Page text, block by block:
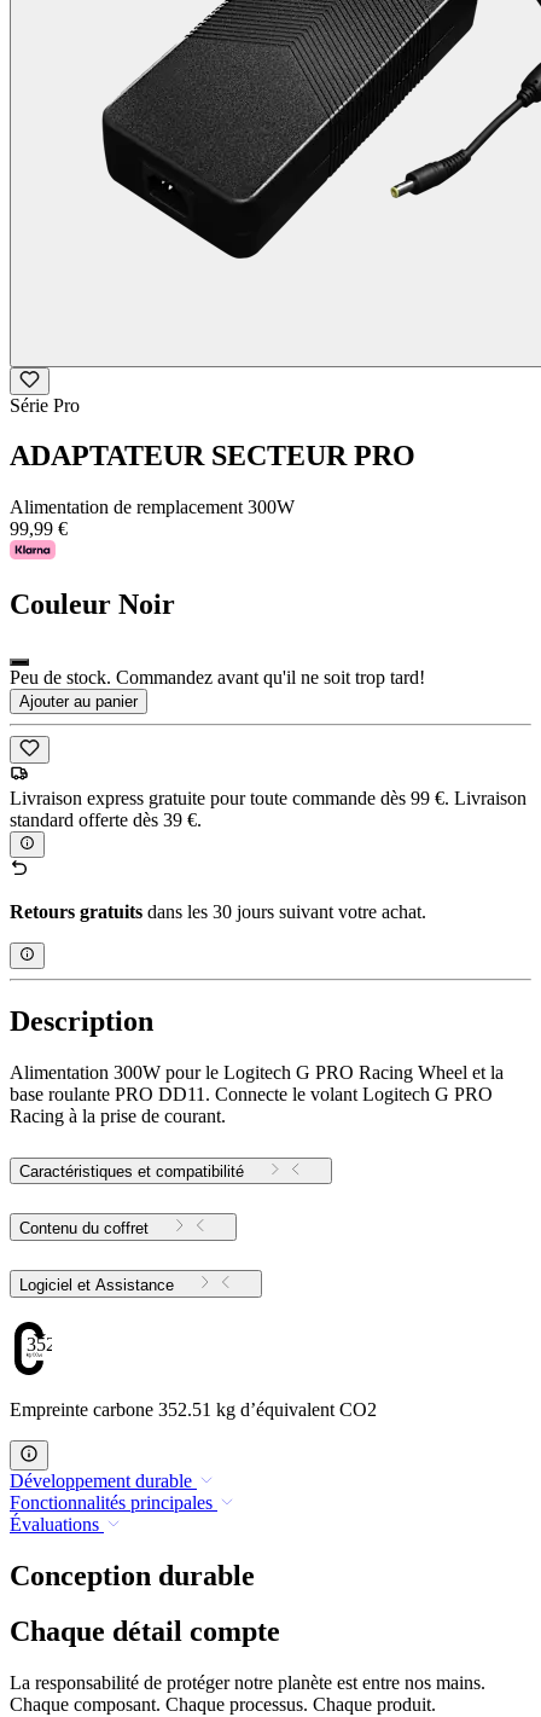
Série Pro
ADAPTATEUR SECTEUR PRO
Alimentation de remplacement 300W
99,99 €
Couleur Noir
Peu de stock. Commandez avant qu'il ne soit trop tard!
Ajouter au panier
Livraison express gratuite pour toute commande dès 99 €. Livraison
standard offerte dès 39 €.
Retours gratuits dans les 30 jours suivant votre achat.
Description
Alimentation 300W pour le Logitech G PRO Racing Wheel et la
base roulante PRO DD11. Connecte le volant Logitech G PRO
Racing à la prise de courant.
Caractéristiques et compatibilité
Contenu du coffret
Logiciel et Assistance
352.51
Empreinte carbone 352.51 kg d’équivalent CO2
Développement durable
Fonctionnalités principales
Évaluations
Conception durable
Chaque détail compte
La responsabilité de protéger notre planète est entre nos mains.
Chaque composant. Chaque processus. Chaque produit.